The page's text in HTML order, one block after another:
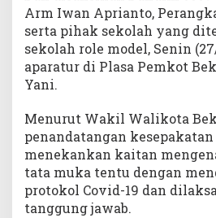
Arm Iwan Aprianto,
serta pihak sekolah yang
sekolah role model, Senin
aparatur di Plasa Pemkot
Yani.
Menurut Wakil Walikota
penandatangan
menekankan kaitan
tata muka tentu dengan
protokol Covid-19 dan
tanggung jawab.